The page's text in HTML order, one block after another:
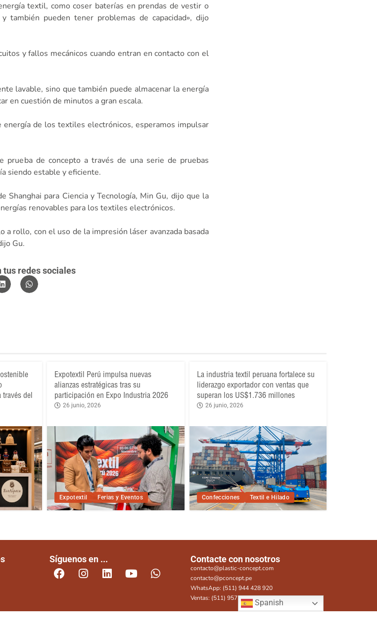
textil, como coser baterías en prendas de vestir o
también pueden tener problemas de capacidad», dijo
y fallos mecánicos cuando entran en contacto con el
lavable, sino que también puede almacenar la energía
en cuestión de minutos a gran escala.
de los textiles electrónicos, esperamos impulsar
de concepto a través de una serie de pruebas
siendo estable y eficiente.
para Ciencia y Tecnología, Min Gu, dijo que la
renovables para los textiles electrónicos.
a rollo, con el uso de la impresión láser avanzada basada
Gu.
tus redes sociales
través del
Expotextil Ferias y Eventos
Expotextil Perú impulsa nuevas
alianzas estratégicas tras su
participación en Expo Industria 2026
26 junio, 2026
Confecciones Textil e Hilado
La industria textil peruana fortalece su
liderazgo exportador con ventas que
superan los US$1.736 millones
26 junio, 2026
Síguenos en ... Contacte con nosotros
contacto@plastic-concept.com
contacto@pconcept.pe
WhatsApp: (511) 944 428 920
Ventas: (511) 957 815 282
Spanish